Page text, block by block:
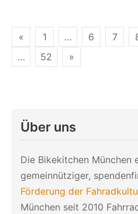
der
« 1 … 6 7
…
52 »
Über uns
Die Bikekitchen München
gemeinnütziger,
Förderung der
München seit 2010